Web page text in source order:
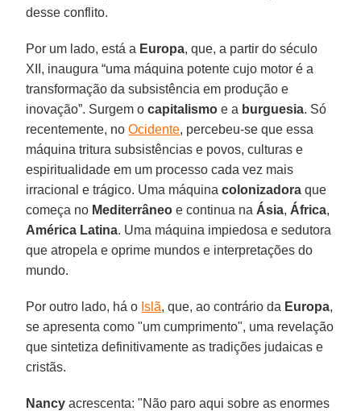
desse conflito.
Por um lado, está a Europa, que, a partir do século
XII, inaugura “uma máquina potente cujo motor é a
transformação da subsistência em produção e
inovação”. Surgem ocapitalismo e a burguesia. Só
recentemente, noOcidente, percebeu-se que essa
máquina tritura subsistências e povos, culturas e
espiritualidade em um processo cada vez mais
irracional e trágico. Uma máquinacolonizadora que
começa no Mediterrâneo e continua na Ásia, África,
América Latina. Uma máquina impiedosa e sedutora
que atropela e oprime mundos e interpretações do
mundo.
Por outro lado, há o Islã, que, ao contrário da Europa,
se apresenta como "um cumprimento", uma revelação
que sintetiza definitivamente as tradições judaicas e
cristãs.
Nancy acrescenta: "Não paro aqui sobre as enormes